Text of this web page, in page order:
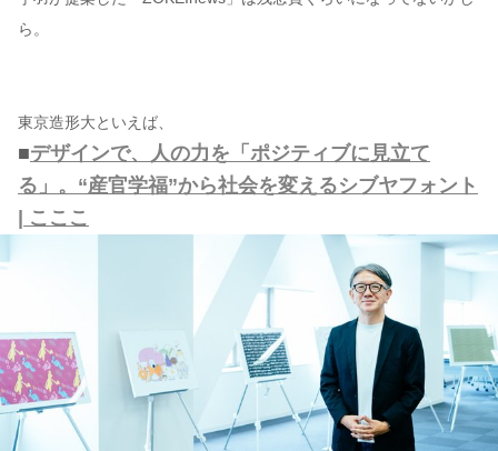
ら。
東京造形大といえば、
■デザインで、人の力を「ポジティブに見立て
る」。“産官学福”から社会を変えるシブヤフォント
| こここ